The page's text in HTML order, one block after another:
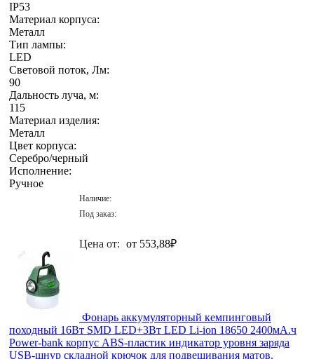
IP53
Материал корпуса:
Металл
Тип лампы:
LED
Световой поток, Лм:
90
Дальность луча, м:
115
Материал изделия:
Металл
Цвет корпуса:
Серебро/черный
Исполнение:
Ручное
Наличие:
Под заказ:
Цена от: от 553,88₽
Фонарь аккумуляторный кемпинговый
походный 16Вт SMD LED+3Вт LED Li-ion 18650 2400мА.ч
Power-bank корпус ABS-пластик индикатор уровня заряда
USB-шнур складной крючок для подвешивания матов.